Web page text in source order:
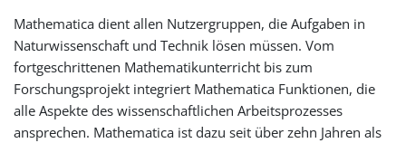
Mathematica dient allen Nutzergruppen, die Aufgaben in
Naturwissenschaft und Technik lösen müssen. Vom
fortgeschrittenen Mathematikunterricht bis zum
Forschungsprojekt integriert Mathematica Funktionen, die
alle Aspekte des wissenschaftlichen Arbeitsprozesses
ansprechen. Mathematica ist dazu seit über zehn Jahren als